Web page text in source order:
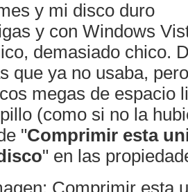
y mi disco duro
y con Windows
demasiado chico.
que ya no usaba,
megas de espacio
(como si no la
"Comprimir esta
" en las